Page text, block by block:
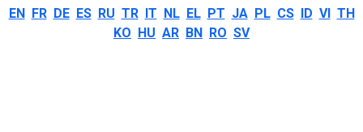
EN FR DE ES RU TR IT NL EL PT JA PL CS ID VI TH
KO HU AR BN RO SV